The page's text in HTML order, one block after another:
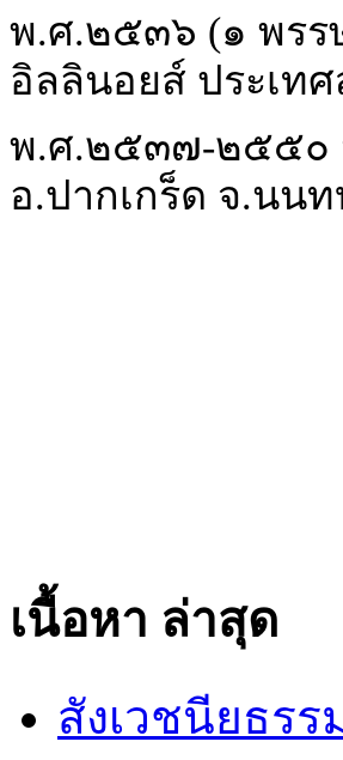
พ.ศ.๒๕๓๖ (๑ พรร
อิลลินอยส์ ประเท
พ.ศ.๒๕๓๗-๒๕๕๐
อ.ปากเกร็ด จ.นน
เนื้อหา ล่าสุด
สังเวชนียธร